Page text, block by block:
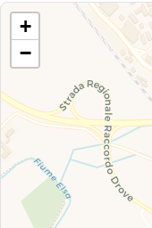
+
−